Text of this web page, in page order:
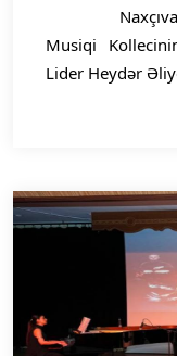
Naxçıvan
Musiqi
Lider Heydər